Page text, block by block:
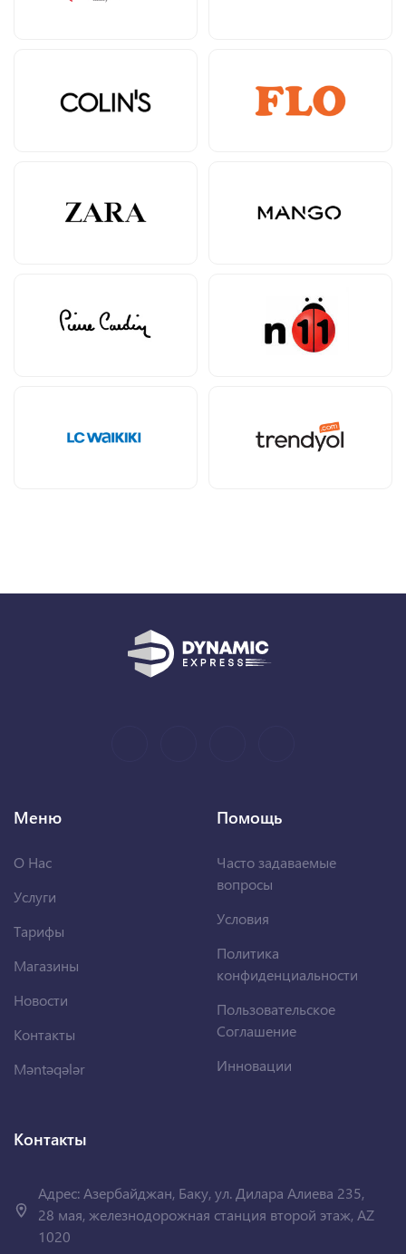
Меню
О Нас
Услуги
Тарифы
Магазины
Новости
Контакты
Məntəqələr
Помощь
Часто задаваемые
вопросы
Условия
Политика
конфиденциальности
Пользовательское
Соглашение
Инновации
Контакты
Адрес: Азербайджан, Баку, ул. Дилара Алиева 235,
28 мая, железнодорожная станция второй этаж, AZ
1020